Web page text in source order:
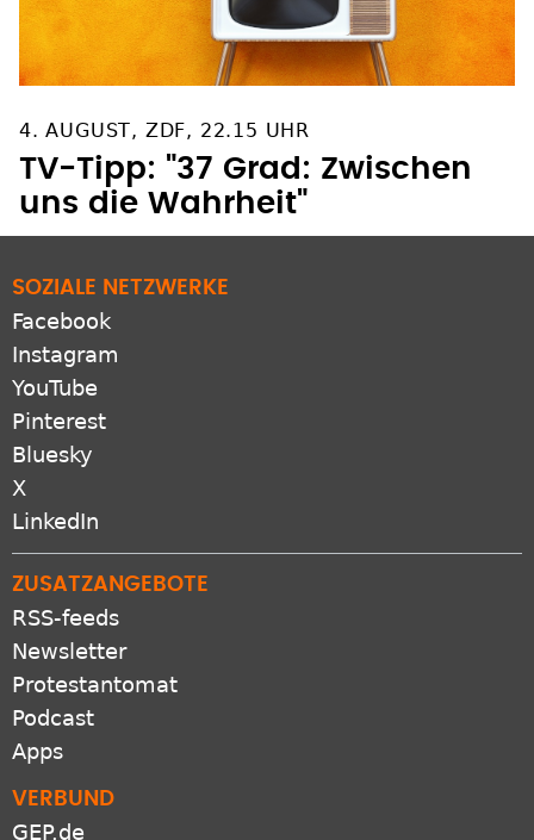
4. AUGUST, ZDF, 22.15 UHR
TV-Tipp: "37 Grad: Zwischen
SOZIALE NETZWERKE
Facebook
Instagram
YouTube
Pinterest
Bluesky
X
ZUSATZANGEBOTE
RSS-feeds
Newsletter
Protestantomat
Podcast
VERBUND